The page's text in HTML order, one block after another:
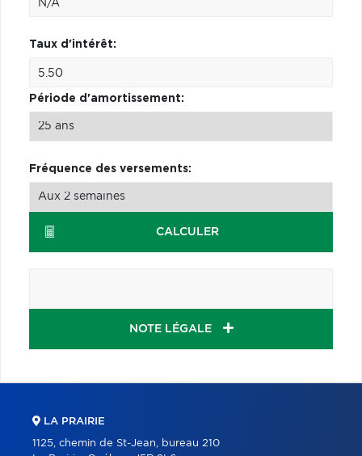
Taux d'intérêt:
Période d'amortissement:
Fréquence des versements:
CALCULER
NOTE LÉGALE
LA PRAIRIE
1125, chemin de St-Jean, bureau 210